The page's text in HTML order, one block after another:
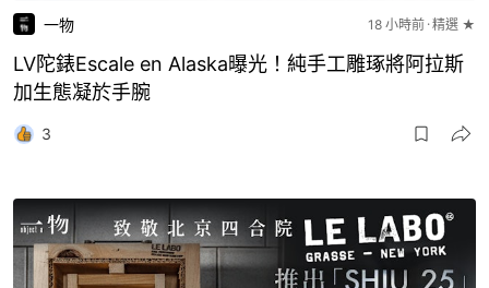
一物 18 小時前 精選 ★
LV陀錶Escale en Alaska曝光！純手工雕琢將阿拉斯
加生態凝於手腕
3